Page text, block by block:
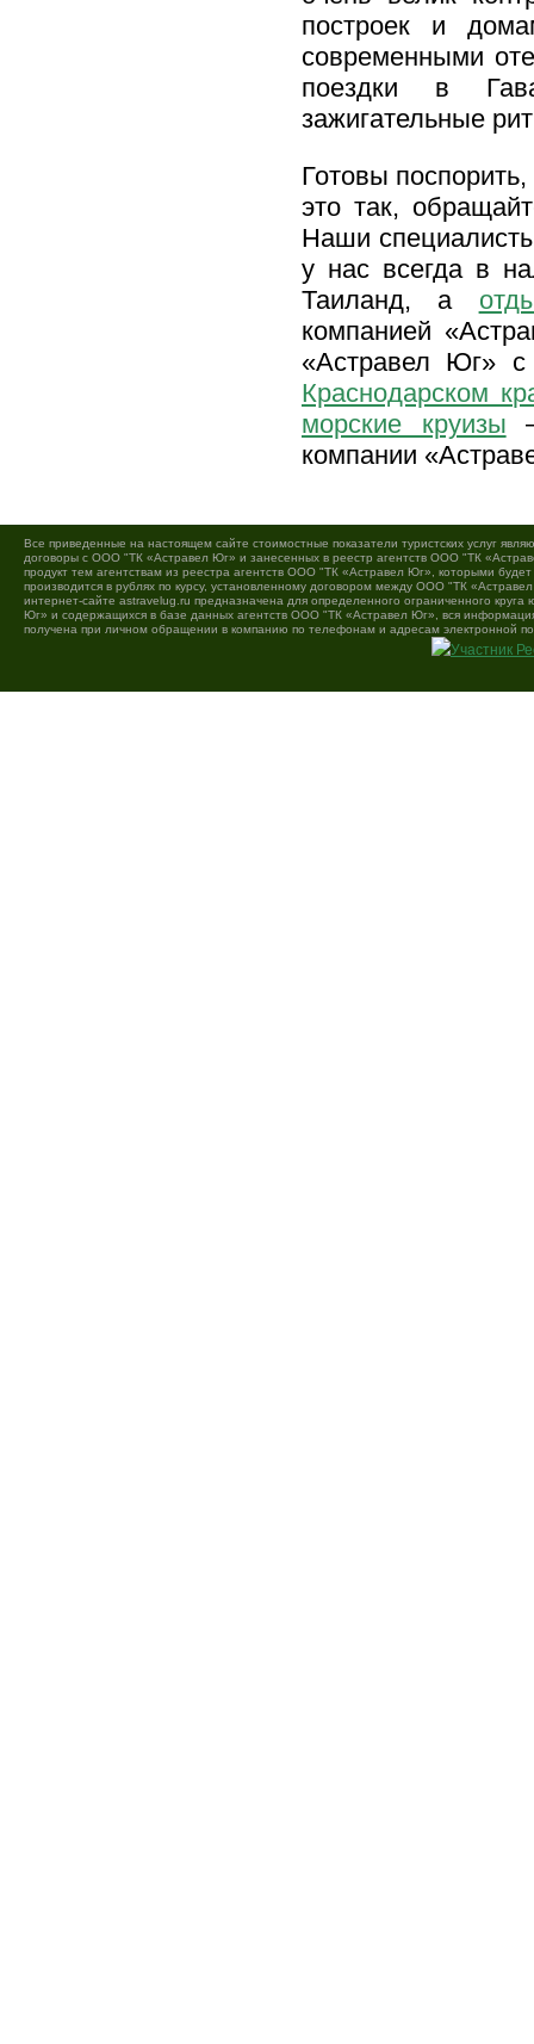
построек и
современными
поездки в
зажигательные
Готовы
это так,
Наши
у нас всегда в
Таиланд, а
компанией
«Астравел Юг» с
Краснодарском
морские круизы
компании
Все приведенные на настоящем сайте стоимостные показатели туристских услуг
договоры с ООО "ТК «Астравел Юг» и занесенных в реестр агентств ООО "ТК
продукт тем агентствам из реестра агентств ООО "ТК «Астравел Юг», которыми
производится в рублях по курсу, установленному договором между ООО "ТК
интернет-сайте astravelug.ru предназначена для определенного ограниченного
Юг» и содержащихся в базе данных агентств ООО "ТК «Астравел Юг», вся
получена при личном обращении в компанию по телефонам и адресам электронной